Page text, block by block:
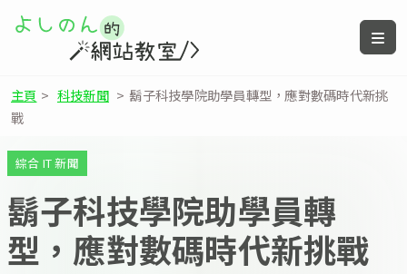
主頁 > 科技新聞 > 鬍子科技學院助學員轉型，應對數碼時代新挑
戰
綜合 IT 新聞
鬍子科技學院助學員轉
型，應對數碼時代新挑戰